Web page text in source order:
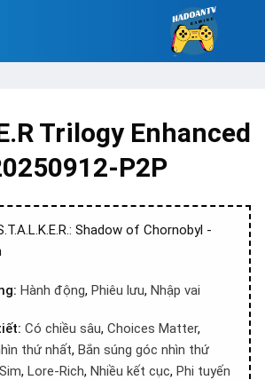
Trilogy Enhanced
P2P
Shadow of Chornobyl -
Hành động, Phiêu lưu, Nhập vai
Có chiều sâu, Choices Matter,
thứ nhất, Bắn súng góc nhìn thứ
, Lore-Rich, Nhiều kết cục, Phi tuyến